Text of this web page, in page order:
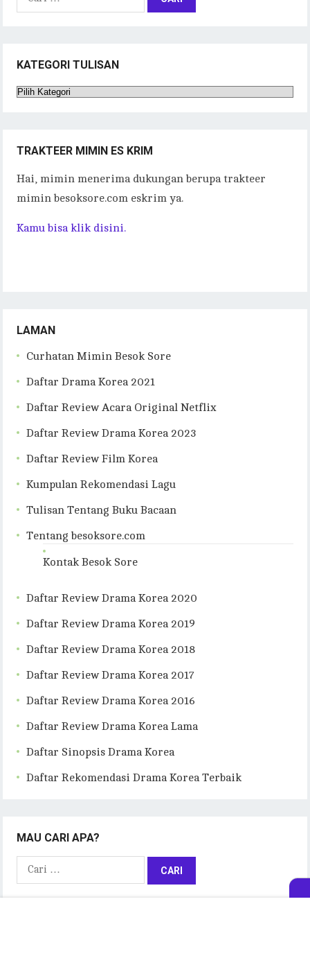
KATEGORI TULISAN
Kategori
TRAKTEER MIMIN ES KRIM
Hai, mimin menerima dukungan berupa trakteer
mimin besoksore.com eskrim ya.
Kamu bisa klik disini.
LAMAN
Curhatan Mimin Besok Sore
Daftar Drama Korea 2021
Daftar Review Acara Original Netflix
Daftar Review Drama Korea 2023
Daftar Review Film Korea
Kumpulan Rekomendasi Lagu
Tulisan Tentang Buku Bacaan
Tentang besoksore.com
Kontak Besok Sore
Daftar Review Drama Korea 2020
Daftar Review Drama Korea 2019
Daftar Review Drama Korea 2018
Daftar Review Drama Korea 2017
Daftar Review Drama Korea 2016
Daftar Review Drama Korea Lama
Daftar Sinopsis Drama Korea
Daftar Rekomendasi Drama Korea Terbaik
MAU CARI APA?
Cari